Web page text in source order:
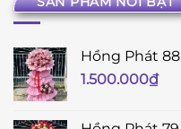
Hồng Phát 88
1.500.000₫